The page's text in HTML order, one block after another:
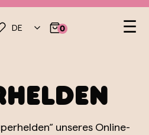
☰
DE 0
unseres Online-